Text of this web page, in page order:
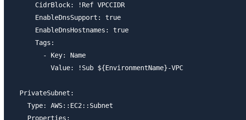
      CidrBlock: !Ref VPCCIDR
      EnableDnsSupport: true
      EnableDnsHostnames: true
      Tags:
        - Key: Name
          Value: !Sub ${EnvironmentName}-VPC
  PrivateSubnet:
    Type: AWS::EC2::Subnet
    Properties: